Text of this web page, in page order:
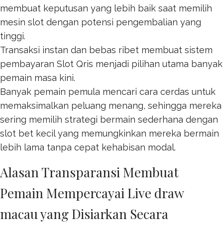
membuat keputusan yang lebih baik saat memilih
mesin slot dengan potensi pengembalian yang
tinggi.
Transaksi instan dan bebas ribet membuat sistem
pembayaran Slot Qris menjadi pilihan utama banyak
pemain masa kini.
Banyak pemain pemula mencari cara cerdas untuk
memaksimalkan peluang menang, sehingga mereka
sering memilih strategi bermain sederhana dengan
slot bet kecilyang memungkinkan mereka bermain
lebih lama tanpa cepat kehabisan modal.
Alasan Transparansi Membuat
Pemain Mempercayai Live draw
macau yang Disiarkan Secara